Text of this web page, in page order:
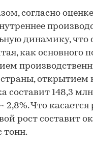
согласно
динамику, что
как основного
открытием
составит 148,3
2,8%. Что
рост составит
тонн.